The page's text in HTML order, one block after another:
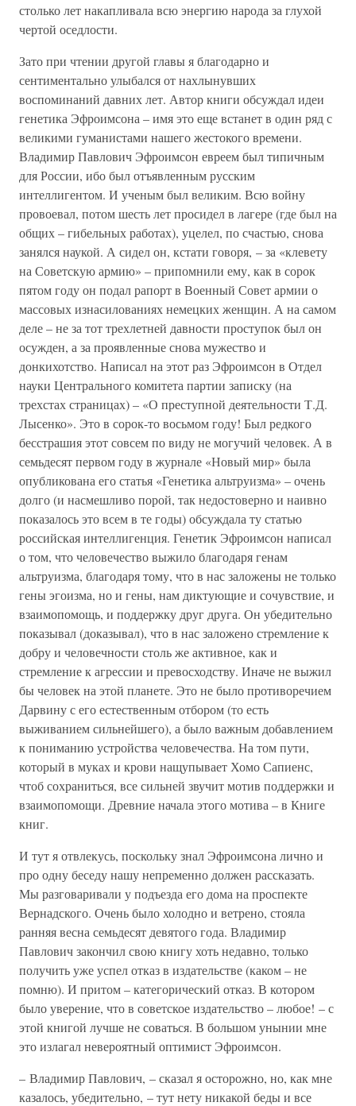
столько лет накапливала всю энергию народа за глухой
чертой оседлости.
Зато при чтении другой главы я благодарно и
сентиментально улыбался от нахлынувших
воспоминаний давних лет. Автор книги обсуждал идеи
генетика Эфроимсона – имя это еще встанет в один ряд с
великими гуманистами нашего жестокого времени.
Владимир Павлович Эфроимсон евреем был типичным
для России, ибо был отъявленным русским
интеллигентом. И ученым был великим. Всю войну
провоевал, потом шесть лет просидел в лагере (где был на
общих – гибельных работах), уцелел, по счастью, снова
занялся наукой. А сидел он, кстати говоря, – за «клевету
на Советскую армию» – припомнили ему, как в сорок
пятом году он подал рапорт в Военный Совет армии о
массовых изнасилованиях немецких женщин. А на самом
деле – не за тот трехлетней давности проступок был он
осужден, а за проявленные снова мужество и
донкихотство. Написал на этот раз Эфроимсон в Отдел
науки Центрального комитета партии записку (на
трехстах страницах) – «О преступной деятельности Т.Д.
Лысенко». Это в сорок-то восьмом году! Был редкого
бесстрашия этот совсем по виду не могучий человек. А в
семьдесят первом году в журнале «Новый мир» была
опубликована его статья «Генетика альтруизма» – очень
долго (и насмешливо порой, так недостоверно и наивно
показалось это всем в те годы) обсуждала ту статью
российская интеллигенция. Генетик Эфроимсон написал
о том, что человечество выжило благодаря генам
альтруизма, благодаря тому, что в нас заложены не только
гены эгоизма, но и гены, нам диктующие и сочувствие, и
взаимопомощь, и поддержку друг друга. Он убедительно
показывал (доказывал), что в нас заложено стремление к
добру и человечности столь же активное, как и
стремление к агрессии и превосходству. Иначе не выжил
бы человек на этой планете. Это не было противоречием
Дарвину с его естественным отбором (то есть
выживанием сильнейшего), а было важным добавлением
к пониманию устройства человечества. На том пути,
который в муках и крови нащупывает Хомо Сапиенс,
чтоб сохраниться, все сильней звучит мотив поддержки и
взаимопомощи. Древние начала этого мотива – в Книге
книг.
И тут я отвлекусь, поскольку знал Эфроимсона лично и
про одну беседу нашу непременно должен рассказать.
Мы разговаривали у подъезда его дома на проспекте
Вернадского. Очень было холодно и ветрено, стояла
ранняя весна семьдесят девятого года. Владимир
Павлович закончил свою книгу хоть недавно, только
получить уже успел отказ в издательстве (каком – не
помню). И притом – категорический отказ. В котором
было уверение, что в советское издательство – любое! – с
этой книгой лучше не соваться. В большом унынии мне
это излагал невероятный оптимист Эфроимсон.
– Владимир Павлович, – сказал я осторожно, но, как мне
казалось, убедительно, – тут нету никакой беды и все